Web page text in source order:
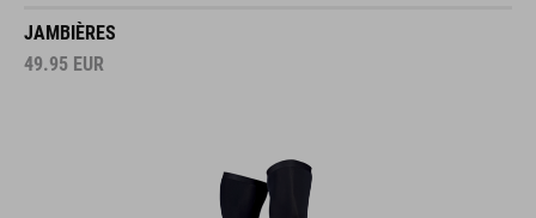
JAMBIÈRES
49.95 EUR